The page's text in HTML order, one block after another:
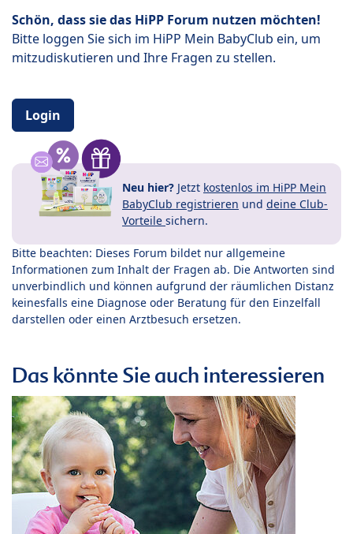
Schön, dass sie das HiPP Forum nutzen möchten!
Bitte loggen Sie sich im HiPP Mein BabyClub ein, um
mitzudiskutieren und Ihre Fragen zu stellen.
Login
Neu hier? Jetzt kostenlos im HiPP Mein
BabyClub registrieren und deine Club-
Vorteile sichern.
Bitte beachten: Dieses Forum bildet nur allgemeine
Informationen zum Inhalt der Fragen ab. Die Antworten sind
unverbindlich und können aufgrund der räumlichen Distanz
keinesfalls eine Diagnose oder Beratung für den Einzelfall
darstellen oder einen Arztbesuch ersetzen.
Das könnte Sie auch interessieren